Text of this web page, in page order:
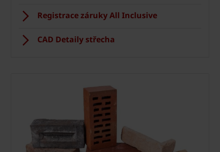
Registrace záruky All Inclusive
CAD Detaily střecha